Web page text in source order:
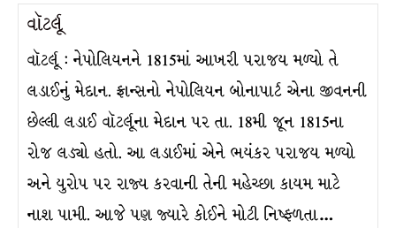
વૉટર્લૂ
વૉટર્લૂ : નેપોલિયનને 1815માં આખરી પરાજય મળ્યો તે
લડાઈનું મેદાન. ફ્રાન્સનો નેપોલિયન બોનાપાર્ટ એના જીવનની
છેલ્લી લડાઈ વૉટર્લૂના મેદાન પર તા. 18મી જૂન 1815ના
રોજ લડ્યો હતો. આ લડાઈમાં એને ભયંકર પરાજય મળ્યો
અને યુરોપ પર રાજ્ય કરવાની તેની મહેચ્છા કાયમ માટે
નાશ પામી. આજે પણ જ્યારે કોઈને મોટી નિષ્ફળતા…